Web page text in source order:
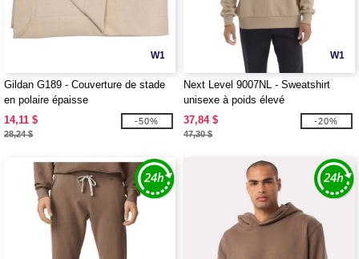
W1
Gildan G189 - Couverture de stade
en polaire épaisse
14,11 $
28,24 $
-50%
W1
Next Level 9007NL - Sweatshirt
unisexe à poids élevé
37,84 $
47,30 $
-20%